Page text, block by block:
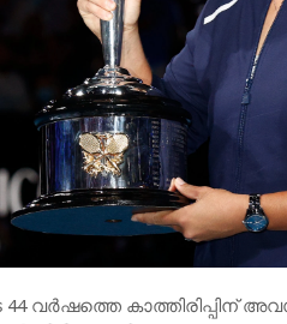
വര്‍ഷത്തെ കാത്തിരിപ്പിന്